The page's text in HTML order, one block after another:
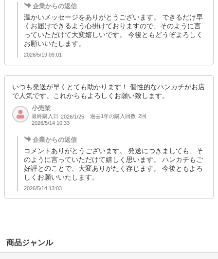
企業からの返信
温かいメッセージをありがとうございます。 できるだけ早
くお届けできるよう心掛けておりますので、そのように言
っていただけて大変嬉しいです。 今後ともどうぞよろしく
お願いいたします。
2026/5/19 09:01
いつも発送が早くとても助かります！ 個性的なハンカチがお店
で人気です。これからもよろしくお願い致します。
小売業
最終購入日 2026/1/25 過去1年の購入回数 2回
2026/5/14 10:33
企業からの返信
コメントありがとうございます。 発送につきましても、そ
のように言っていただけて嬉しく思います。 ハンカチもご
好評とのことで、大変ありがたく存じます。 今後ともよろ
しくお願いいたします。
2026/5/14 13:03
商品ジャンル